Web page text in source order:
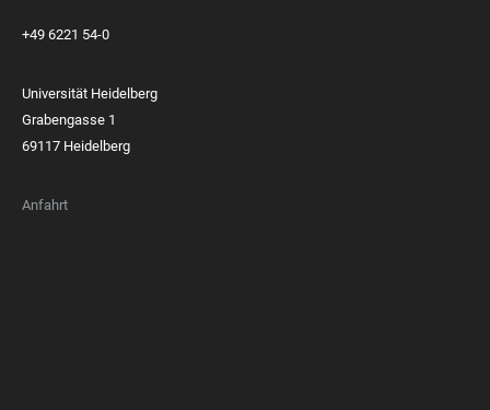
+49 6221 54-0
Universität Heidelberg
Grabengasse 1
69117 Heidelberg
Anfahrt